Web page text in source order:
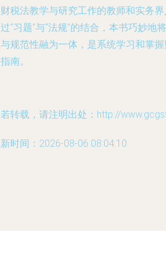
税法教学与研究工作的教师和实务
“习题”与“法规”的结合，本书巧妙地
规范性融为一体，是系统学习和掌
南。
转载，请注明出处：http://
时间：2026-08-06 08:04:10